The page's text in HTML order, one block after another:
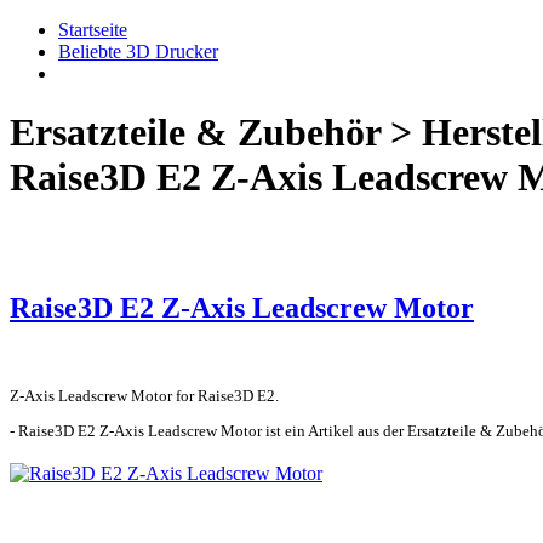
Startseite
Beliebte 3D Drucker
Ersatzteile & Zubehör >
Raise3D E2 Z-Axis Leadscrew
Raise3D E2 Z-Axis Leadscrew Motor
Z-Axis Leadscrew Motor for Raise3D E2.
- Raise3D E2 Z-Axis Leadscrew Motor ist ein Artikel aus der Ersatzteile &